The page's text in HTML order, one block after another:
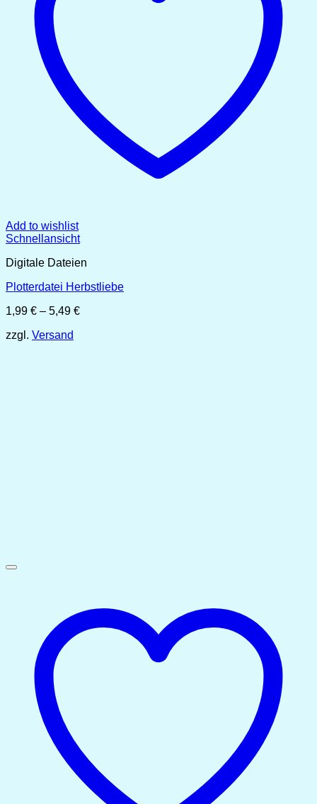
Add to wishlist
Schnellansicht
Digitale Dateien
Plotterdatei Herbstliebe
1,99 € – 5,49 €Preisspanne:
zzgl. Versand